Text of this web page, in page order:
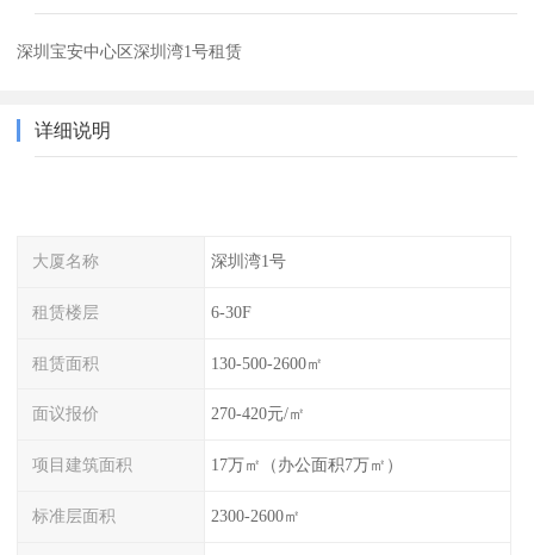
深圳宝安中心区深圳湾1号租赁
详细说明
大厦名称 深圳湾1号
租赁楼层 6-30F
租赁面积 130-500-2600㎡
面议报价 270-420元/㎡
项目建筑面积 17万㎡（办公面积7万㎡）
标准层面积 2300-2600㎡